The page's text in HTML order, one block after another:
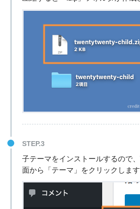
STEP.3
子テーマをインストールするので
面から「テーマ」をクリックします